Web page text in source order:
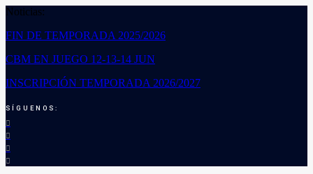
Noticias:
FIN DE TEMPORADA 2025/2026
CBM EN JUEGO 12-13-14 JUN
INSCRIPCIÓN TEMPORADA 2026/2027
SÍGUENOS: